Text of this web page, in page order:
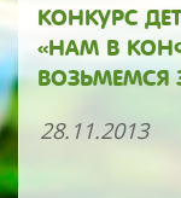
КОНКУРС
«НАМ В
ВОЗЬМЕМСЯ
28.11.2013